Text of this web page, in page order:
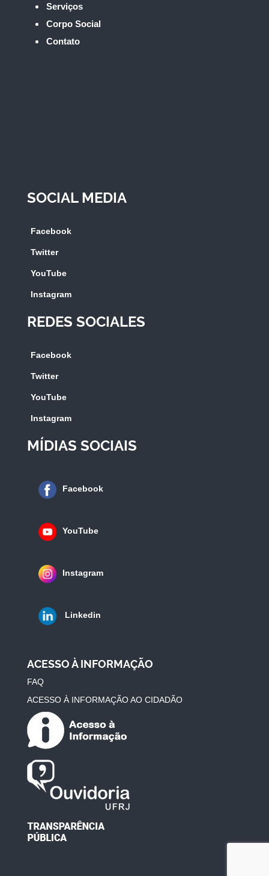
Serviços
Corpo Social
Contato
SOCIAL MEDIA
Facebook
Twitter
YouTube
Instagram
REDES SOCIALES
Facebook
Twitter
YouTube
Instagram
MÍDIAS SOCIAIS
Facebook
YouTube
Instagram
Linkedin
ACESSO À INFORMAÇÃO
FAQ
ACESSO À INFORMAÇÃO AO CIDADÃO